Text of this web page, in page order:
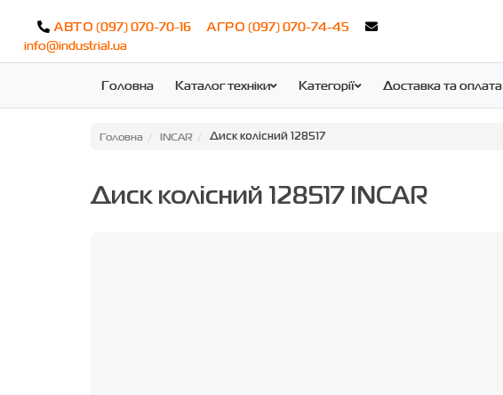
АВТО (097) 070-70-16 АГРО (097) 070-74-45
info@industrial.ua
Головна Каталог техніки Категорії Доставка та оплата
Головна INCAR Диск колісний 128517
Диск колісний 128517 INCAR